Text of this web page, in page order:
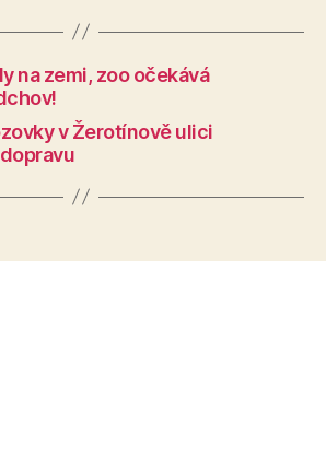
na zemi, zoo očekává
v Žerotínově ulici